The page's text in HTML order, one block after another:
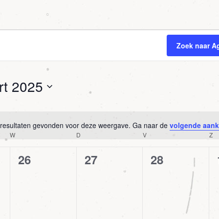
Bericht
gevonden voor deze weergave. Ga naar de volgende
Zoek naar
2025
WWOENSDAG D VVRIJDAG Z
0
26
0
agenda,
27
0
agenda,
28